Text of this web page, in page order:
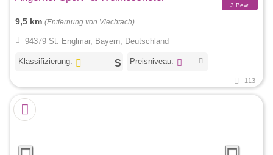
3 Bew.
9,5 km (Entfernung von Viechtach)
94379 St. Englmar, Bayern, Deutschland
Klassifizierung: Preisniveau:
113